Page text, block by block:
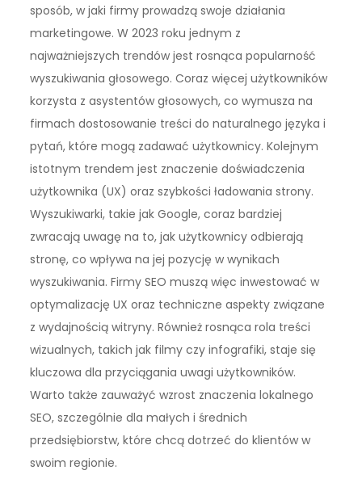
sposób, w jaki firmy prowadzą swoje działania
marketingowe. W 2023 roku jednym z
najważniejszych trendów jest rosnąca popularność
wyszukiwania głosowego. Coraz więcej użytkowników
korzysta z asystentów głosowych, co wymusza na
firmach dostosowanie treści do naturalnego języka i
pytań, które mogą zadawać użytkownicy. Kolejnym
istotnym trendem jest znaczenie doświadczenia
użytkownika (UX) oraz szybkości ładowania strony.
Wyszukiwarki, takie jak Google, coraz bardziej
zwracają uwagę na to, jak użytkownicy odbierają
stronę, co wpływa na jej pozycję w wynikach
wyszukiwania. Firmy SEO muszą więc inwestować w
optymalizację UX oraz techniczne aspekty związane
z wydajnością witryny. Również rosnąca rola treści
wizualnych, takich jak filmy czy infografiki, staje się
kluczowa dla przyciągania uwagi użytkowników.
Warto także zauważyć wzrost znaczenia lokalnego
SEO, szczególnie dla małych i średnich
przedsiębiorstw, które chcą dotrzeć do klientów w
swoim regionie.